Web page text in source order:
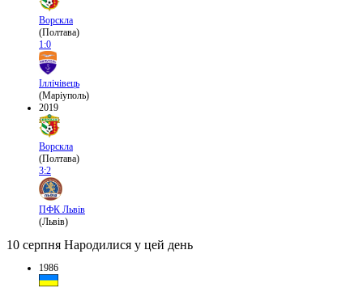
Ворскла
(Полтава)
1:0
Іллічівець
(Маріуполь)
2019
Ворскла
(Полтава)
3:2
ПФК Львів
(Львів)
10 серпня Народилися у цей день
1986